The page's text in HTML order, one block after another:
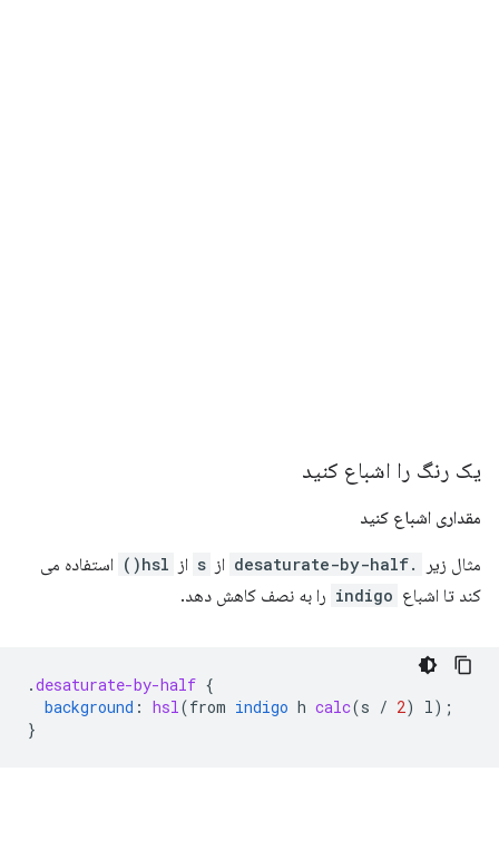
یک رنگ را اشباع کنید
مقداری اشباع کنید
مثال زیر .desaturate-by-half از s از hsl()
استفاده می
کند تا اشباع indigo را به نصف کاهش دهد.
.desaturate-by-half {
background : hsl (from indigo h calc(s / 2) l );
}